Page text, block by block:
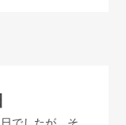
でしたが、そ